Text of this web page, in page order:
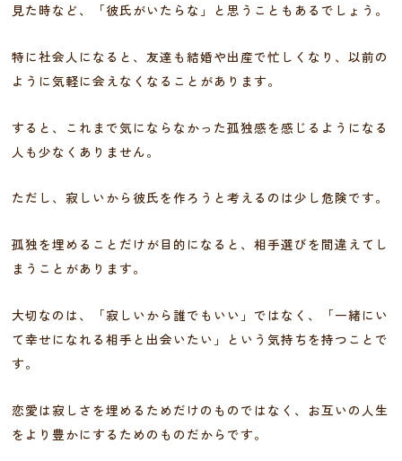
見た時など、「彼氏がいたらな」と思うこともあるでしょう。
特に社会人になると、友達も結婚や出産で忙しくなり、以前の
ように気軽に会えなくなることがあります。
すると、これまで気にならなかった孤独感を感じるようになる
人も少なくありません。
ただし、寂しいから彼氏を作ろうと考えるのは少し危険です。
孤独を埋めることだけが目的になると、相手選びを間違えてし
まうことがあります。
大切なのは、「寂しいから誰でもいい」ではなく、「一緒にい
て幸せになれる相手と出会いたい」という気持ちを持つことで
す。
恋愛は寂しさを埋めるためだけのものではなく、お互いの人生
をより豊かにするためのものだからです。